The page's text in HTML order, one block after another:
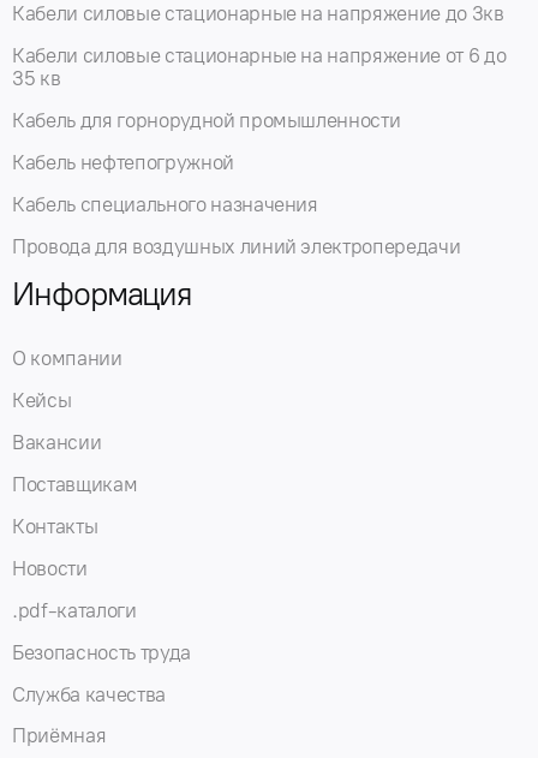
Кабели силовые стационарные на напряжение до 3кв
Кабели силовые стационарные на напряжение от 6 до
35 кв
Кабель для горнорудной промышленности
Кабель нефтепогружной
Кабель специального назначения
Провода для воздушных линий электропередачи
Информация
О компании
Кейсы
Вакансии
Поставщикам
Контакты
Новости
.pdf-каталоги
Безопасность труда
Служба качества
Приёмная